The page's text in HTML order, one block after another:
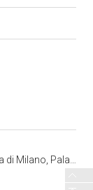
Pizzi S.p.A., Milano, 1961